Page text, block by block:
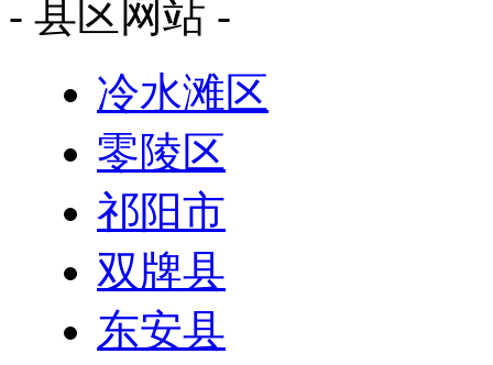
- 县区网站 -
冷水滩区
零陵区
祁阳市
双牌县
东安县